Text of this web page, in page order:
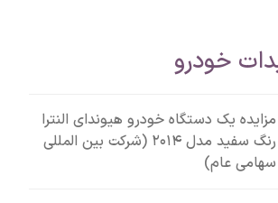
خودرو
مزایده یک دستگاه خودرو هیوندای النترا
رنگ سفید مدل ۲۰۱۴ (شرکت بین المللی
سهامی عام)